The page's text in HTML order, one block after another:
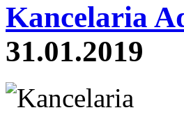
Kancelaria
31.01.2019